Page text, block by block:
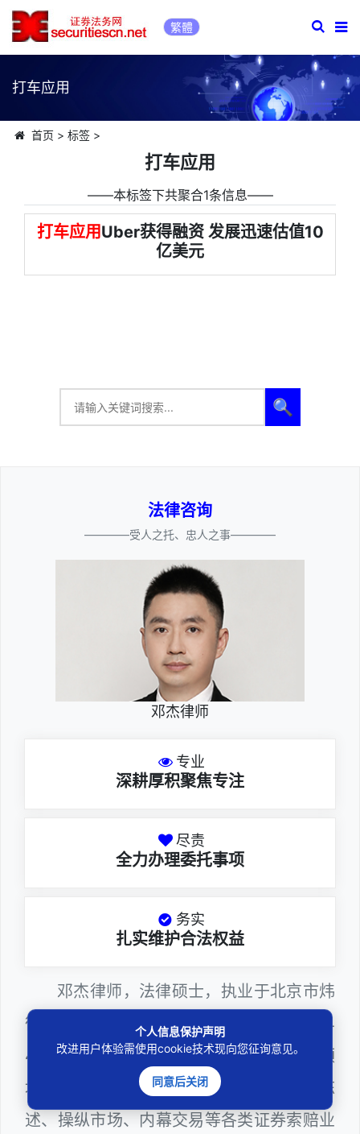
繁體
打车应用
首页 > 标签>
打车应用
――本标签下共聚合1条信息――
打车应用Uber获得融资 发展迅速估值10
亿美元
🔍
法律咨询
————受人之托、忠人之事————
邓杰律师
专业
深耕厚积聚焦专注
尽责
全力办理委托事项
务实
扎实维护合法权益
邓杰律师，法律硕士，执业于北京市炜
衡（深圳）律师事务所，律师执业证号为14
403201810022100。邓杰律师熟悉证券领
域法律诉讼，擅长处理欺诈发行、虚假陈
述、操纵市场、内幕交易等各类证券索赔业
个人信息保护声明
改进用户体验需使用cookie技术现向您征询意见。
同意后关闭